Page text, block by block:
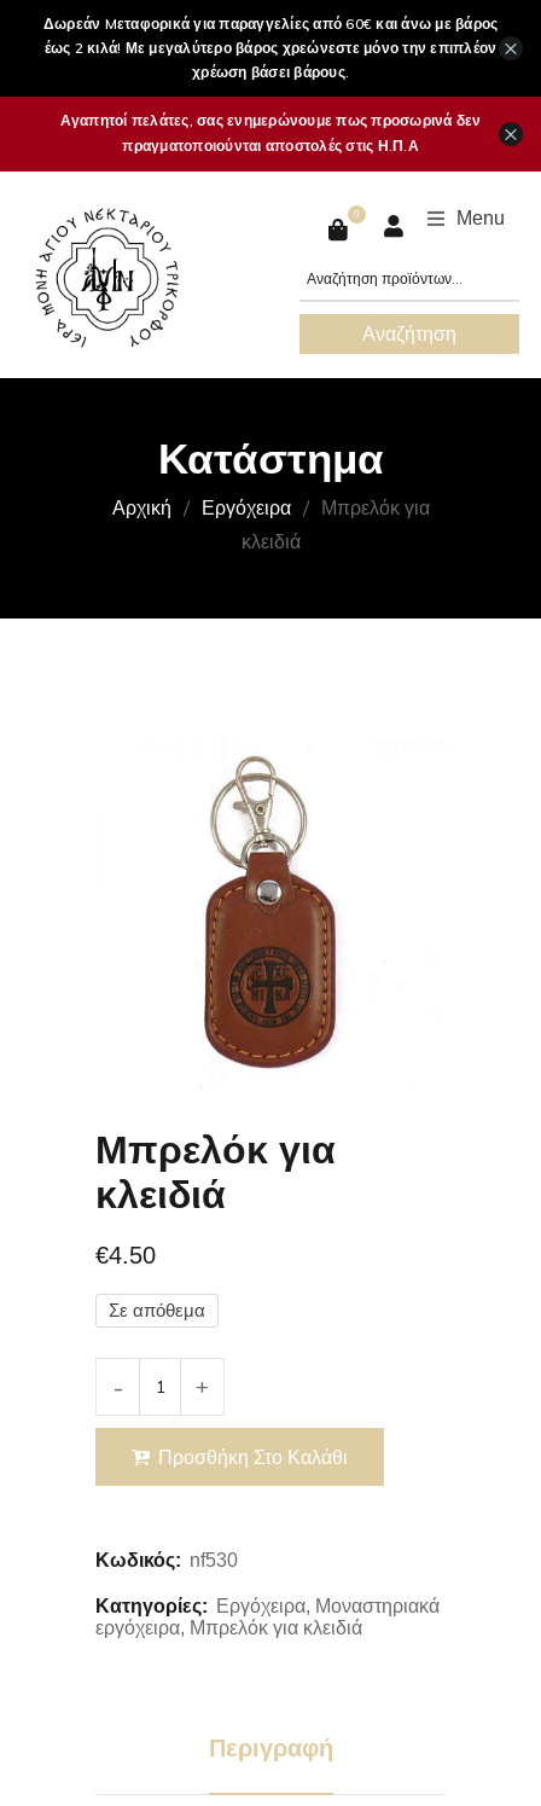
Δωρεάν Mεταφορικά για παραγγελίες από 60€ και άνω με βάρος
έως 2 κιλά! Με μεγαλύτερο βάρος χρεώνεστε μόνο την επιπλέον
χρέωση βάσει βάρους.
×
Αγαπητοί πελάτες, σας ενημερώνουμε πως προσωρινά δεν
πραγματοποιούνται αποστολές στις Η.Π.Α
×
0 Menu
Αναζήτηση
Κατάστημα
Αρχική Εργόχειρα
Μπρελόκ για
κλειδιά
Μπρελόκ για
κλειδιά
€4.50
Σε απόθεμα
Προσθήκη Στο Καλάθι
Κωδικός: nf530
Κατηγορίες: Εργόχειρα, Μοναστηριακά
εργόχειρα, Μπρελόκ για κλειδιά
Περιγραφή